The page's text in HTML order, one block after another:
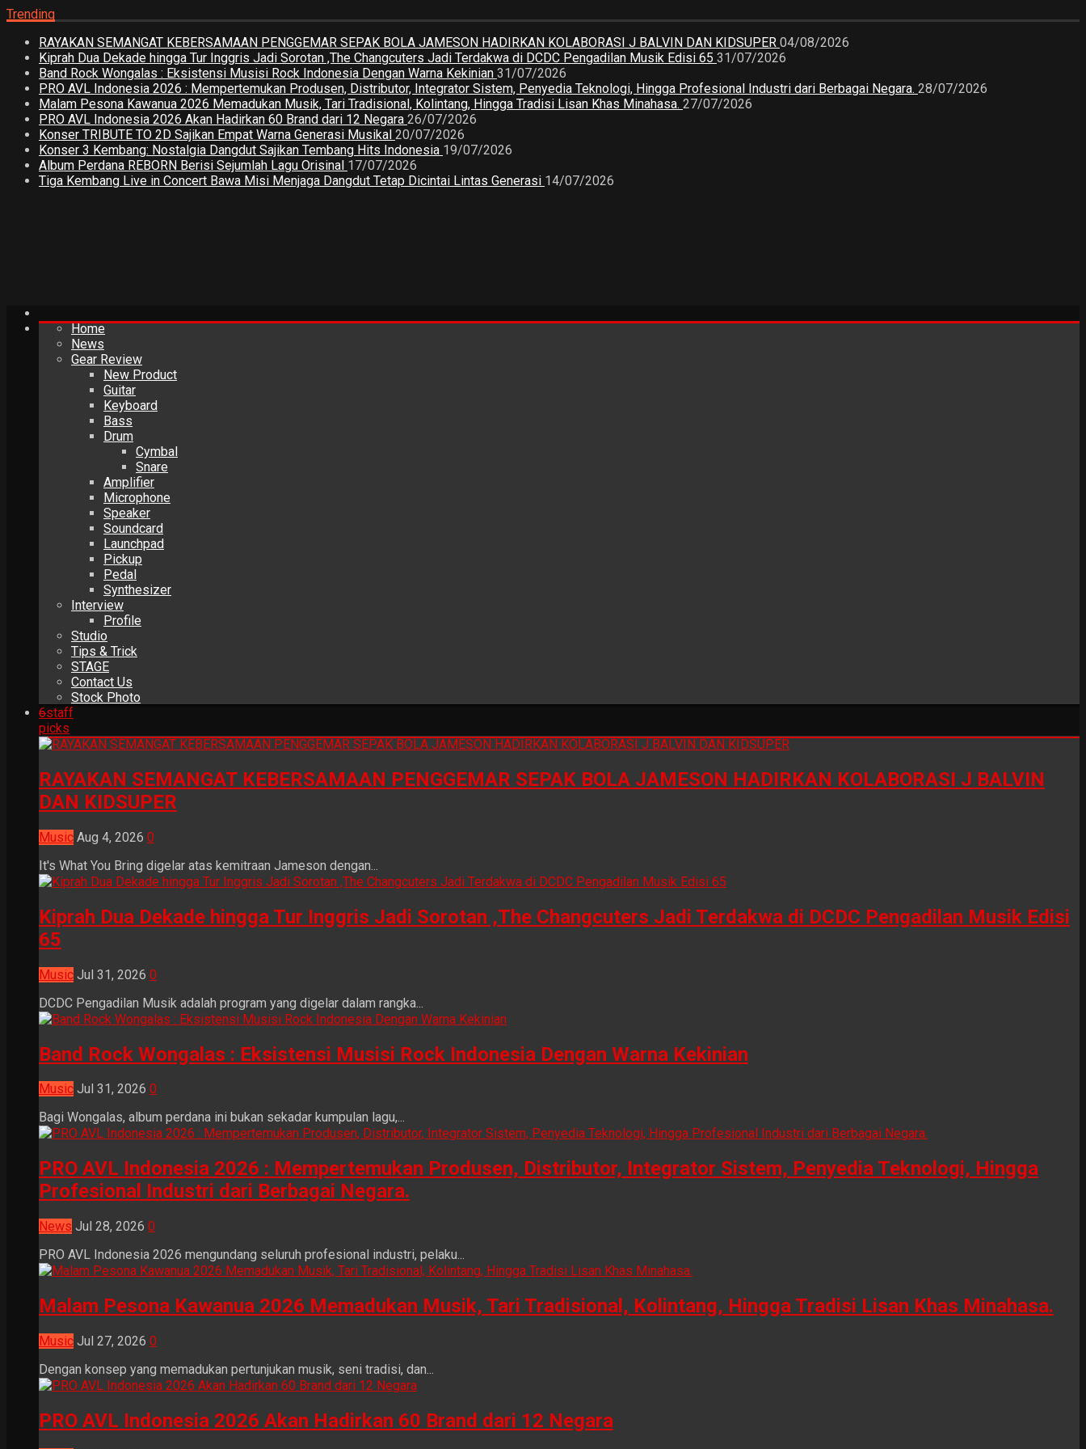
Trending
RAYAKAN SEMANGAT KEBERSAMAAN PENGGEMAR SEPAK BOLA JAMESON HADIRKAN KOLABORASI J BALVIN DAN KIDSUPER 04/08/2026
Kiprah Dua Dekade hingga Tur Inggris Jadi Sorotan ,The Changcuters Jadi Terdakwa di DCDC Pengadilan Musik Edisi 65 31/07/2026
Band Rock Wongalas : Eksistensi Musisi Rock Indonesia Dengan Warna Kekinian 31/07/2026
PRO AVL Indonesia 2026 : Mempertemukan Produsen, Distributor, Integrator Sistem, Penyedia Teknologi, Hingga Profesional Industri dari Berbagai Negara. 28/07/2026
Malam Pesona Kawanua 2026 Memadukan Musik, Tari Tradisional, Kolintang, Hingga Tradisi Lisan Khas Minahasa. 27/07/2026
PRO AVL Indonesia 2026 Akan Hadirkan 60 Brand dari 12 Negara 26/07/2026
Konser TRIBUTE TO 2D Sajikan Empat Warna Generasi Musikal 20/07/2026
Konser 3 Kembang: Nostalgia Dangdut Sajikan Tembang Hits Indonesia 19/07/2026
Album Perdana REBORN Berisi Sejumlah Lagu Orisinal 17/07/2026
Tiga Kembang Live in Concert Bawa Misi Menjaga Dangdut Tetap Dicintai Lintas Generasi 14/07/2026
Home
News
Gear Review
New Product
Guitar
Keyboard
Bass
Drum
Cymbal
Snare
Amplifier
Microphone
Speaker
Soundcard
Launchpad
Pickup
Pedal
Synthesizer
Interview
Profile
Studio
Tips & Trick
STAGE
Contact Us
Stock Photo
6staff
picks
RAYAKAN SEMANGAT KEBERSAMAAN PENGGEMAR SEPAK BOLA JAMESON HADIRKAN KOLABORASI J BALVIN
DAN KIDSUPER
Music Aug 4, 2026 0
It's What You Bring digelar atas kemitraan Jameson dengan...
Kiprah Dua Dekade hingga Tur Inggris Jadi Sorotan ,The Changcuters Jadi Terdakwa di DCDC Pengadilan Musik Edisi
65
Music Jul 31, 2026 0
DCDC Pengadilan Musik adalah program yang digelar dalam rangka...
Band Rock Wongalas : Eksistensi Musisi Rock Indonesia Dengan Warna Kekinian
Music Jul 31, 2026 0
Bagi Wongalas, album perdana ini bukan sekadar kumpulan lagu,...
PRO AVL Indonesia 2026 : Mempertemukan Produsen, Distributor, Integrator Sistem, Penyedia Teknologi, Hingga
Profesional Industri dari Berbagai Negara.
News Jul 28, 2026 0
PRO AVL Indonesia 2026 mengundang seluruh profesional industri, pelaku...
Malam Pesona Kawanua 2026 Memadukan Musik, Tari Tradisional, Kolintang, Hingga Tradisi Lisan Khas Minahasa.
Music Jul 27, 2026 0
Dengan konsep yang memadukan pertunjukan musik, seni tradisi, dan...
PRO AVL Indonesia 2026 Akan Hadirkan 60 Brand dari 12 Negara